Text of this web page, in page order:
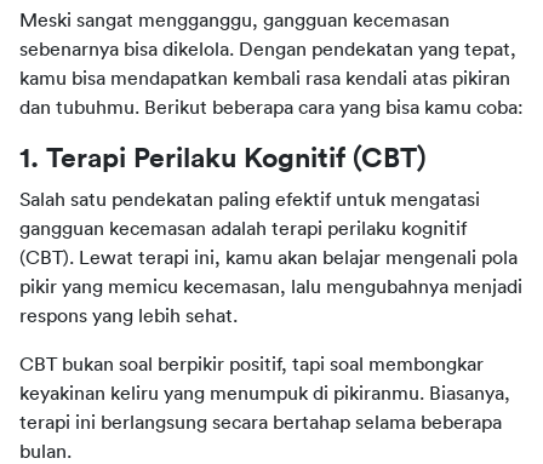
Meski sangat mengganggu, gangguan kecemasan
sebenarnya bisa dikelola. Dengan pendekatan yang tepat,
kamu bisa mendapatkan kembali rasa kendali atas pikiran
dan tubuhmu. Berikut beberapa cara yang bisa kamu coba:
1. Terapi Perilaku Kognitif (CBT)
Salah satu pendekatan paling efektif untuk mengatasi
gangguan kecemasan adalah terapi perilaku kognitif
(CBT). Lewat terapi ini, kamu akan belajar mengenali pola
pikir yang memicu kecemasan, lalu mengubahnya menjadi
respons yang lebih sehat.
CBT bukan soal berpikir positif, tapi soal membongkar
keyakinan keliru yang menumpuk di pikiranmu. Biasanya,
terapi ini berlangsung secara bertahap selama beberapa
bulan.